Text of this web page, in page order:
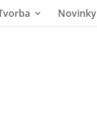
Novinky